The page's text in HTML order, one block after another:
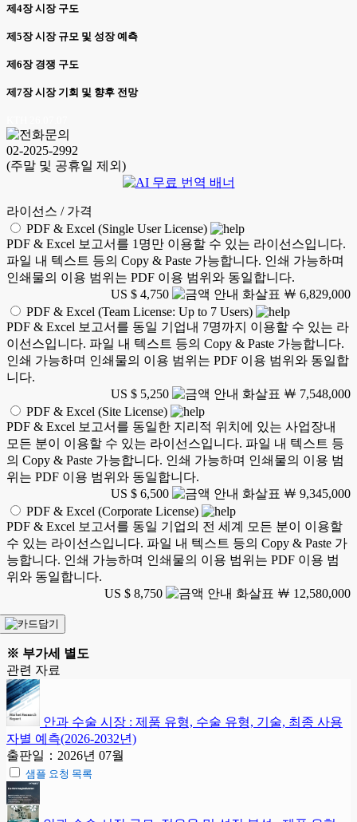
제4장 시장 구도
제5장 시장 규모 및 성장 예측
제6장 경쟁 구도
제7장 시장 기회 및 향후 전망
02-2025-2992
(주말 및 공휴일 제외)
라이선스 / 가격
PDF & Excel (Single User License)
PDF & Excel 보고서를 1명만 이용할 수 있는 라이선스입니다.
파일 내 텍스트 등의 Copy & Paste 가능합니다. 인쇄 가능하며
인쇄물의 이용 범위는 PDF 이용 범위와 동일합니다.
US $ 4,750
￦ 6,829,000
PDF & Excel (Team License: Up to 7 Users)
PDF & Excel 보고서를 동일 기업내 7명까지 이용할 수 있는 라
이선스입니다. 파일 내 텍스트 등의 Copy & Paste 가능합니다.
인쇄 가능하며 인쇄물의 이용 범위는 PDF 이용 범위와 동일합
니다.
US $ 5,250
￦ 7,548,000
PDF & Excel (Site License)
PDF & Excel 보고서를 동일한 지리적 위치에 있는 사업장내
모든 분이 이용할 수 있는 라이선스입니다. 파일 내 텍스트 등
의 Copy & Paste 가능합니다. 인쇄 가능하며 인쇄물의 이용 범
위는 PDF 이용 범위와 동일합니다.
US $ 6,500
￦ 9,345,000
PDF & Excel (Corporate License)
PDF & Excel 보고서를 동일 기업의 전 세계 모든 분이 이용할
수 있는 라이선스입니다. 파일 내 텍스트 등의 Copy & Paste 가
능합니다. 인쇄 가능하며 인쇄물의 이용 범위는 PDF 이용 범
위와 동일합니다.
US $ 8,750
￦ 12,580,000
※ 부가세 별도
관련 자료
안과 수술 시장 : 제품 유형, 수술 유형, 기술, 최종 사용
자별 예측(2026-2032년)
출판일：2026년 07월
샘플 요청 목록